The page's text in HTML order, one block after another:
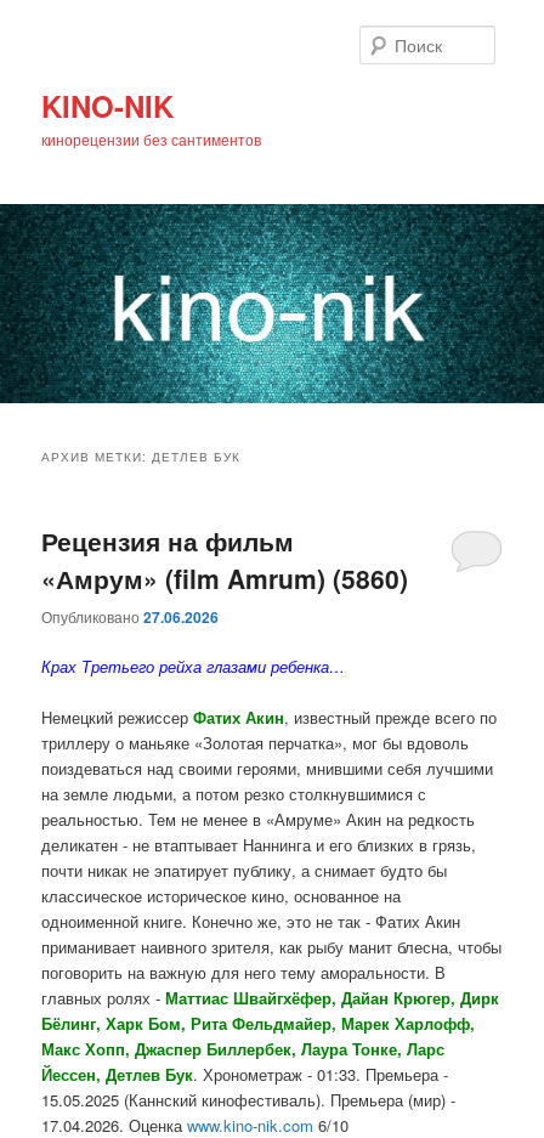
KINO-NIK
кинорецензии без сантиментов
основному
содержимому
дополнительному
содержимому
АРХИВ МЕТКИ:ДЕТЛЕВ БУК
Рецензия на фильм
«Амрум» (film Amrum) (5860)
Опубликовано27.06.2026
Крах Третьего рейха глазами ребенка…
Немецкий режиссерФатих Акин, известный прежде всего по
триллеру о маньяке «Золотая перчатка», мог бы вдоволь
поиздеваться над своими героями, мнившими себя лучшими
на земле людьми, а потом резко столкнувшимися с
реальностью. Тем не менее в «Амруме» Акин на редкость
деликатен - не втаптывает Наннинга и его близких в грязь,
почти никак не эпатирует публику, а снимает будто бы
классическое историческое кино, основанное на
одноименной книге. Конечно же, это не так - Фатих Акин
приманивает наивного зрителя, как рыбу манит блесна, чтобы
поговорить на важную для него тему аморальности. В
главных ролях -Маттиас Швайгхёфер, Дайан Крюгер, Дирк
Бёлинг, Харк Бом, Рита Фельдмайер, Марек Харлофф,
Макс Хопп, Джаспер Биллербек, Лаура Тонке, Ларс
Йессен, Детлев Бук. Хронометраж - 01:33. Премьера -
15.05.2025 (Каннский кинофестиваль). Премьера (мир) -
17.04.2026. Оценкаwww.kino-nik.com 6/10